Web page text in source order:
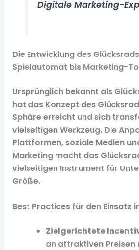
Digitale Marketing-
Die Entwicklung des
Spielautomat bis Marketing-
Ursprünglich bekannt als
hat das Konzept des
Sphäre erreicht und sich
vielseitigen Werkzeug. Die
Plattformen, soziale Medien
Marketing macht das
vielseitigen Instrument für
Größe.
Best Practices für den Einsatz
Zielgerichtete
an attraktiven Preisen